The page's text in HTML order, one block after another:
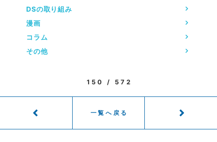
DSの取り組み
漫画
コラム
その他
150 / 572
一覧へ戻る